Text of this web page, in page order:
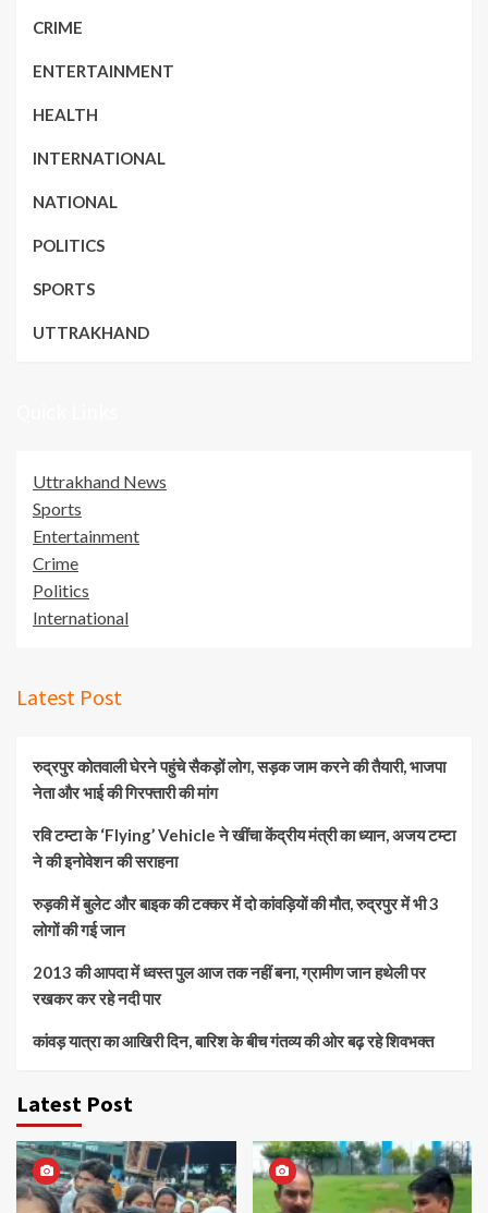
CRIME
ENTERTAINMENT
HEALTH
INTERNATIONAL
NATIONAL
POLITICS
SPORTS
UTTRAKHAND
Uttrakhand News
Sports
Entertainment
Crime
Politics
International
Latest Post
रुद्रपुर कोतवाली घेरने पहुंचे सैकड़ों लोग, सड़क जाम करने की तैयारी, भाजपा
नेता और भाई की गिरफ्तारी की मांग
रवि टम्टा के ‘Flying’ Vehicle ने खींचा केंद्रीय मंत्री का ध्यान, अजय टम्टा
ने की इनोवेशन की सराहना
रुड़की में बुलेट और बाइक की टक्कर में दो कांवड़ियों की मौत, रुद्रपुर में भी 3
लोगों की गई जान
2013 की आपदा में ध्वस्त पुल आज तक नहीं बना, ग्रामीण जान हथेली पर
रखकर कर रहे नदी पार
कांवड़ यात्रा का आखिरी दिन, बारिश के बीच गंतव्य की ओर बढ़ रहे शिवभक्त
Latest Post